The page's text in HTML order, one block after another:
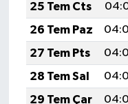
25 Tem Cts
26 Tem Paz
27 Tem Pts
28 Tem Sal
29 Tem Çar